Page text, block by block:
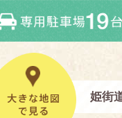
姫街